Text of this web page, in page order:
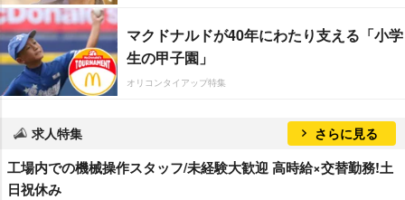
マクドナルドが40年にわたり支える「小学
生の甲子園」
オリコンタイアップ特集
求人特集 さらに見る
工場内での機械操作スタッフ/未経験大歓迎 高時給×交替勤務!土
日祝休み